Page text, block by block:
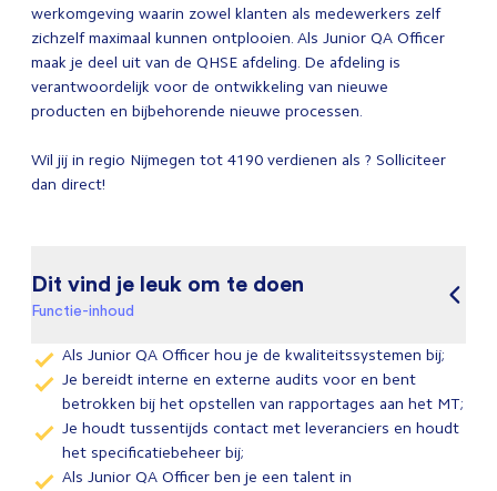
werkomgeving waarin zowel klanten als medewerkers zelf
zichzelf maximaal kunnen ontplooien. Als Junior QA Officer
maak je deel uit van de QHSE afdeling. De afdeling is
verantwoordelijk voor de ontwikkeling van nieuwe
producten en bijbehorende nieuwe processen.
Wil jij in regio Nijmegen tot 4190 verdienen als ? Solliciteer
dan direct!
Dit vind je leuk om te doen
Functie-inhoud
Als Junior QA Officer hou je de kwaliteitssystemen bij;
Je bereidt interne en externe audits voor en bent
betrokken bij het opstellen van rapportages aan het MT;
Je houdt tussentijds contact met leveranciers en houdt
het specificatiebeheer bij;
Als Junior QA Officer ben je een talent in